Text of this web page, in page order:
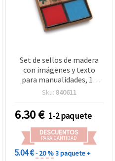
Set de sellos de madera
con imágenes y texto
para manualidades, 16
uds, 20x23 mm, incluye 2
colores, 34x34 mm
Sku: 840611
6.30€ 1-2 paquete
DESCUENTOS
PARA CANTIDAD
5.04 €- 20 %3 paquete +